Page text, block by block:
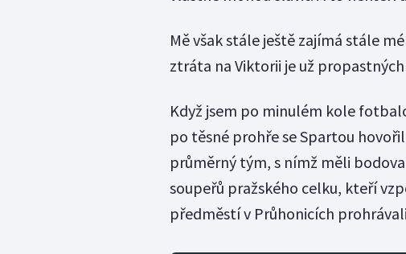
Mě však stále ještě zajímá stále
ztráta na Viktorii je už
Když jsem po minulém kole
po těsné prohře se Spartou
průměrný tým, s nímž měli
soupeřů pražského celku, kteří
předměstí v Průhonicích